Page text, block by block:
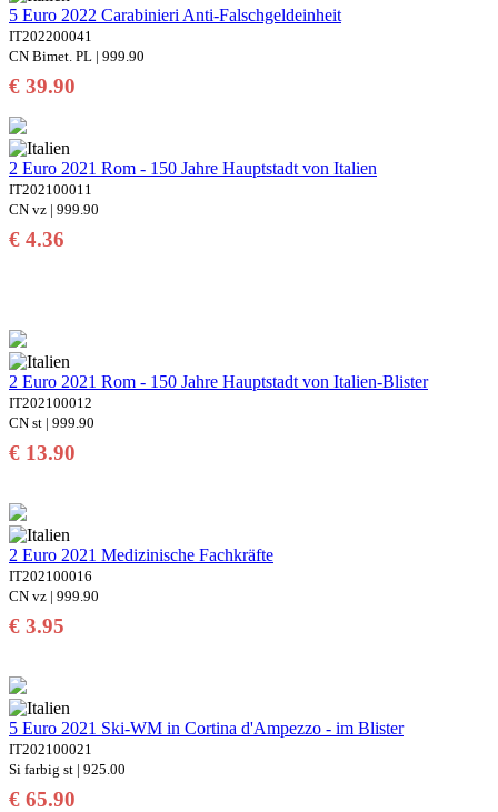
5 Euro 2022 Carabinieri Anti-Falschgeldeinheit
IT202200041
CN Bimet. PL | 999.90
€ 39.90
2 Euro 2021 Rom - 150 Jahre Hauptstadt von Italien
IT202100011
CN vz | 999.90
€ 4.36
2 Euro 2021 Rom - 150 Jahre Hauptstadt von Italien-Blister
IT202100012
CN st | 999.90
€ 13.90
2 Euro 2021 Medizinische Fachkräfte
IT202100016
CN vz | 999.90
€ 3.95
5 Euro 2021 Ski-WM in Cortina d'Ampezzo - im Blister
IT202100021
Si farbig st | 925.00
€ 65.90